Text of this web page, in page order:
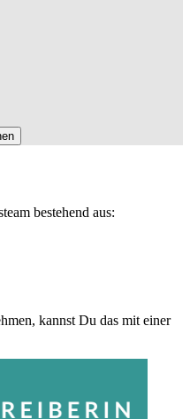
bestehend aus:
kannst Du das mit einer